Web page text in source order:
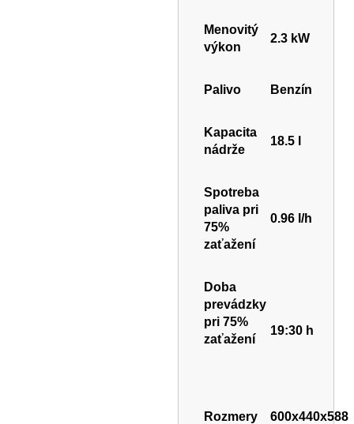
Menovitý
výkon
2.3 kW
Palivo Benzín
Kapacita
nádrže
18.5 l
Spotreba
paliva pri
75%
zaťažení
0.96 l/h
Doba
prevádzky
pri 75%
zaťažení
19:30 h
Rozmery
600x440x588